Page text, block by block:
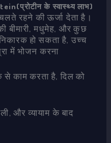
के स्वास्थ्य लाभ)
रहने की ऊर्जा देता है।
बीमारी, मधुमेह, और कुछ
हो सकता है, उच्च
में भोजन करना
से काम करता है, दिल को
और व्यायाम के बाद